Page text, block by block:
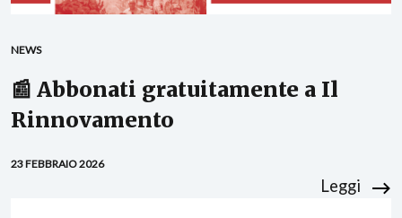
NEWS
📰 Abbonati gratuitamente a Il
Rinnovamento
23 FEBBRAIO 2026
Leggi